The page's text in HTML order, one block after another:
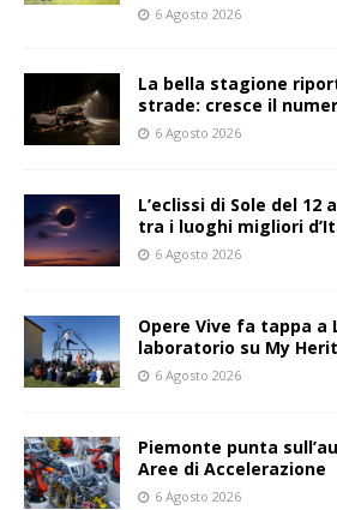
6 Agosto 2026
La bella stagione
strade: cresce il
6 Agosto 2026
L’eclissi di Sole del
tra i luoghi migliori
6 Agosto 2026
Opere Vive fa tappa a
laboratorio su My
6 Agosto 2026
Piemonte punta
Aree di Accelerazione
6 Agosto 2026